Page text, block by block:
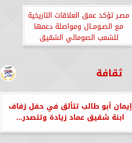
مصـر تؤكد عمق العلاقات التاريخية
مع الصـومــال ومواصلة دعمها
للشعب الصومالي الشقيق
ثقافة
إيمان أبو طالب تتألق في حفل زفاف
ابنة شقيق عماد زيادة وتتصدر...